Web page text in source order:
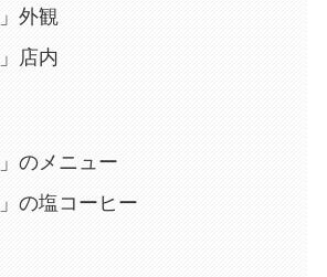
外観
店内
のメニュー
の塩コーヒー